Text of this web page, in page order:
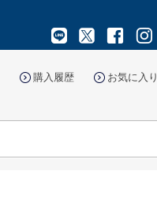
購入履歴 お気に入り